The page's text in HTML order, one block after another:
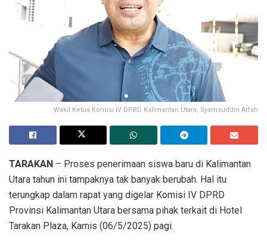
Wakil Ketua Komisi IV DPRD Kalimantan Utara, Syamsuddin Arfah
TARAKAN – Proses penerimaan siswa baru di Kalimantan
Utara tahun ini tampaknya tak banyak berubah. Hal itu
terungkap dalam rapat yang digelar Komisi IV DPRD
Provinsi Kalimantan Utara bersama pihak terkait di Hotel
Tarakan Plaza, Kamis (06/5/2025) pagi.